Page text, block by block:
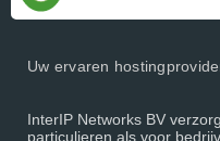
Uw ervaren
InterIP Networks BV
particulieren als voor